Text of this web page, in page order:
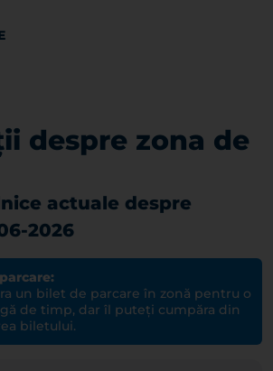
despre zona de
actuale despre
2026
un bilet de parcare în zonă pentru o
de timp, dar îl puteți cumpăra din
biletului.